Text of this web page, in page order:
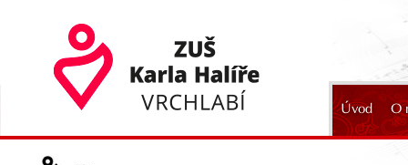
Úvod O